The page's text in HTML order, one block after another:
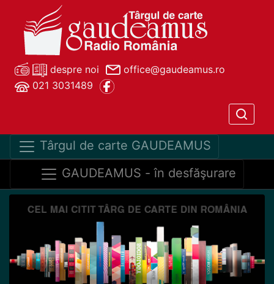
despre noi
office@gaudeamus.ro
021 3031489
Târgul de carte GAUDEAMUS
GAUDEAMUS - în desfăşurare